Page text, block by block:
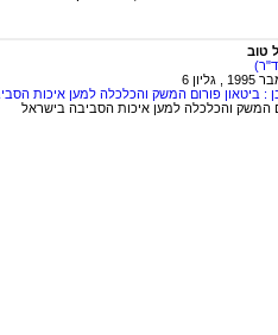
טוב
6
: ביטאון פורום המשק והכלכלה למען איכות
המשק והכלכלה למען איכות הסביבה בישראל